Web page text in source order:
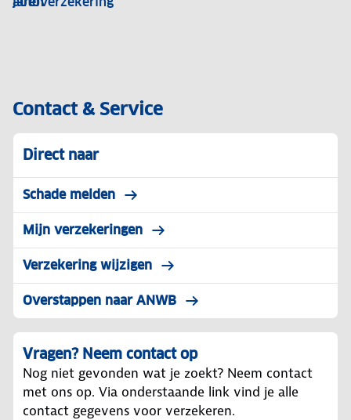
korting
werkt
precies?
We
je
alles
over
schadevrije
jaren.
deze
op
premie.
Bekijk
onze
bespaartips.
Contact & Service
Direct naar
Schade melden
Mijn verzekeringen
Verzekering wijzigen
Overstappen naar ANWB
Vragen? Neem contact op
Nog niet gevonden wat je zoekt? Neem contact
met ons op. Via onderstaande link vind je alle
contact gegevens voor verzekeren.